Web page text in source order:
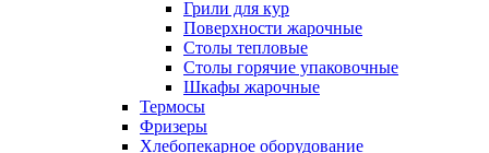
Грили для кур
Поверхности жарочные
Столы тепловые
Столы горячие упаковочные
Шкафы жарочные
Термосы
Фризеры
Хлебопекарное оборудование